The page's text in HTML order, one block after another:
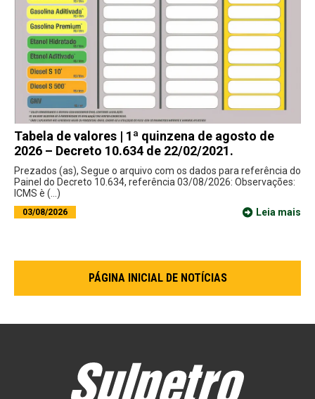
Tabela de valores | 1ª quinzena de agosto de
2026 – Decreto 10.634 de 22/02/2021.
Prezados (as), Segue o arquivo com os dados para referência do
Painel do Decreto 10.634, referência 03/08/2026: Observações:
ICMS è (...)
03/08/2026 Leia mais
PÁGINA INICIAL DE NOTÍCIAS